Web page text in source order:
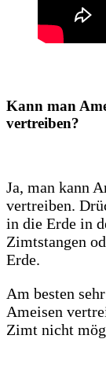
Kann man
vertreiben?
Ja, man kann
vertreiben.
in die Erde in
Zimtstangen
Erde.
Am besten
Ameisen
Zimt nicht